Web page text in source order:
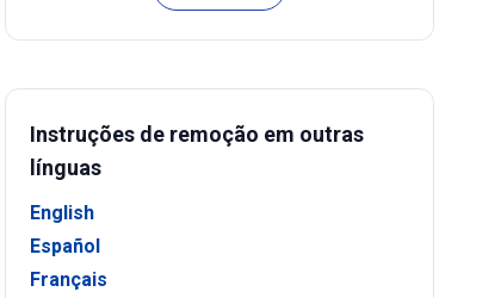
Instruções de remoção em outras
línguas
English
Español
Français